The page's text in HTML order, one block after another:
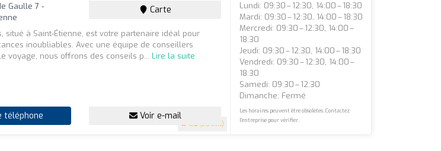
4.8 (28 avis)
Gaulle 7 -
Carte
situé à Saint-Étienne, est votre partenaire idéal pour
inoubliables. Avec une équipe de conseillers
voyage, nous offrons des conseils p...Lire la suite
téléphone Voir e-mail
Lundi: 09:30 – 12:30, 14:00 – 18:30
Mardi: 09:30 – 12:30, 14:00 – 18:30
Mercredi: 09:30 – 12:30, 14:00 –
18:30
Jeudi: 09:30 – 12:30, 14:00 – 18:30
Vendredi: 09:30 – 12:30, 14:00 –
18:30
Samedi: 09:30 – 12:30
Dimanche: Fermé
Les horaires peuvent être obsolètes. Contactez
l'entreprise pour vérifier.